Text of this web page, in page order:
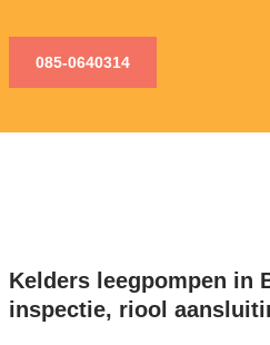
085-0640314
Kelders leegpompen in
inspectie, riool